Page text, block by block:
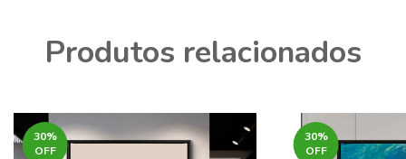
Produtos relacionados
30%
OFF
30%
OFF